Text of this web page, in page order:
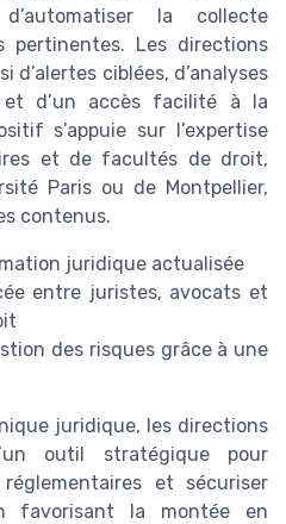
la collecte
pertinentes. Les directions
d’alertes ciblées, d’analyses
et d’un accès facilité à la
s’appuie sur l’expertise
et de facultés de droit,
Paris ou de Montpellier,
contenus.
juridique actualisée
entre juristes, avocats et
des risques grâce à une
juridique, les directions
outil stratégique pour
et sécuriser
favorisant la montée en